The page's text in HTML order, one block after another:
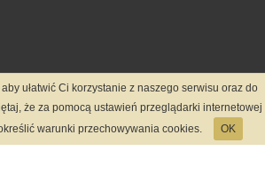
ułatwić Ci korzystanie z naszego serwisu oraz do
że za pomocą ustawień przeglądarki internetowej
warunki przechowywania cookies.
OK